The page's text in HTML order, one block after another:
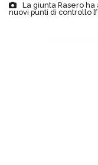
La giunta Rasero
nuovi punti di controllo